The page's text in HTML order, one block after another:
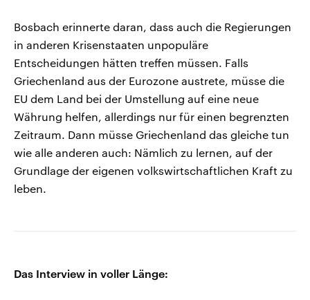
Bosbach erinnerte daran, dass auch die Regierungen
in anderen Krisenstaaten unpopuläre
Entscheidungen hätten treffen müssen. Falls
Griechenland aus der Eurozone austrete, müsse die
EU dem Land bei der Umstellung auf eine neue
Währung helfen, allerdings nur für einen begrenzten
Zeitraum. Dann müsse Griechenland das gleiche tun
wie alle anderen auch: Nämlich zu lernen, auf der
Grundlage der eigenen volkswirtschaftlichen Kraft zu
leben.
Das Interview in voller Länge: